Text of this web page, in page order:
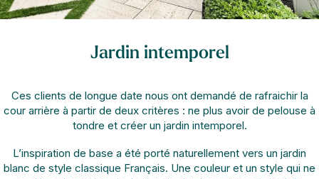
Jardin intemporel
Ces clients de longue date nous ont demandé de rafraichir la
cour arrière à partir de deux critères : ne plus avoir de pelouse à
tondre et créer un jardin intemporel.
L’inspiration de base a été porté naturellement vers un jardin
blanc de style classique Français. Une couleur et un style qui ne